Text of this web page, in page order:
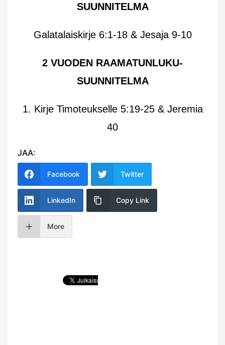
SUUNNITELMA
Galatalaiskirje 6:1-18 & Jesaja 9-10
2 VUODEN RAAMATUNLUKU-
SUUNNITELMA
1. Kirje Timoteukselle 5:19-25 & Jeremia
40
JAA:
Facebook Twitter
LinkedIn Copy Link
More